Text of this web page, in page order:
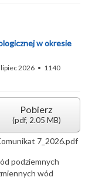
w okresie
2026
1140
Pobierz
(pdf, 2.05 MB)
7_2026.pdf
podziemnych
wód